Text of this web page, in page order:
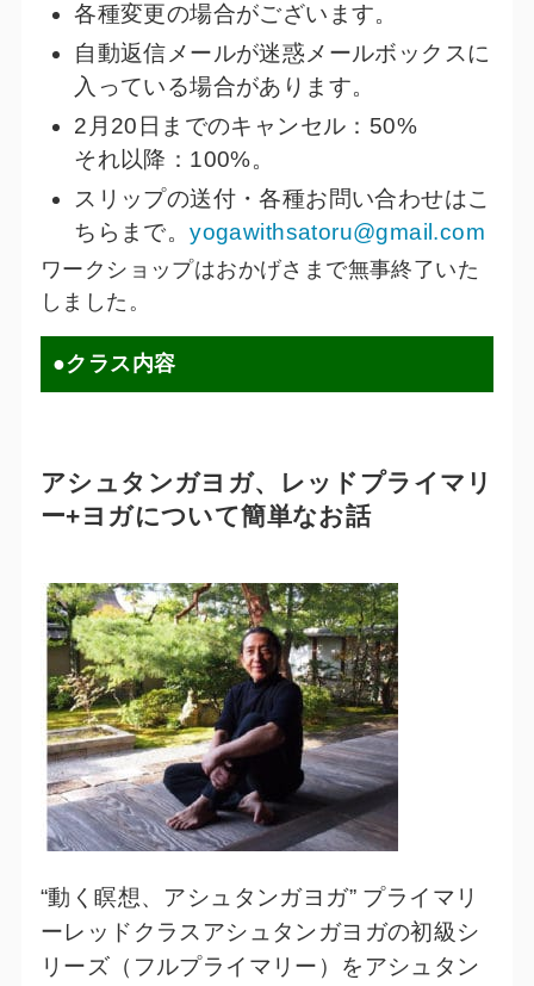
各種変更の場合がございます。
自動返信メールが迷惑メールボックスに
入っている場合があります。
2月20日までのキャンセル：50%
それ以降：100%。
スリップの送付・各種お問い合わせはこ
ちらまで。yogawithsatoru@gmail.com
ワークショップはおかげさまで無事終了いた
しました。
●クラス内容
アシュタンガヨガ、レッドプライマリ
ー+ヨガについて簡単なお話
“動く瞑想、アシュタンガヨガ” プライマリ
ーレッドクラスアシュタンガヨガの初級シ
リーズ（フルプライマリー）をアシュタン